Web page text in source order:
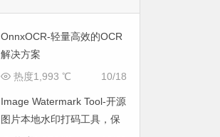
OnnxOCR-轻量高效的OCR
解决方案
10/18
热度1,993 ℃
Image Watermark Tool-开源
图片本地水印打码工具，保